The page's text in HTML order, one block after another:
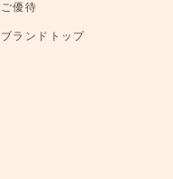
ご優待
ブランドトップ